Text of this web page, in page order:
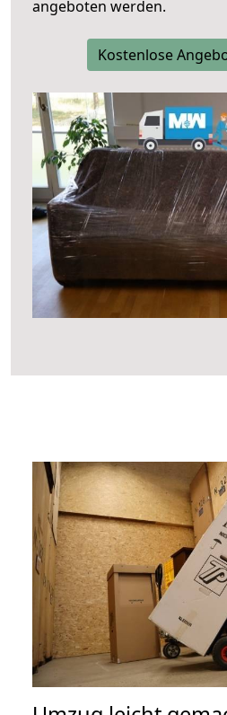
angeboten werden.
Kostenlose